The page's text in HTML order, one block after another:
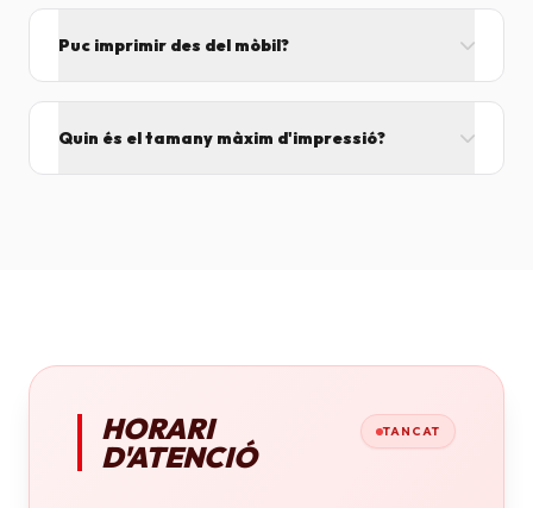
Word i Excel.
Puc imprimir des del mòbil?
Quin és el tamany màxim d'impressió?
HORARI
D'ATENCIÓ
TANCAT